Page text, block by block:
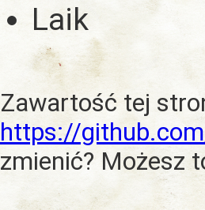
Laik
Zawartość tej
https://
zmienić? Możesz